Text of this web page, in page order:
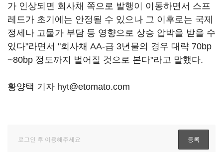
가 인상되면 회사채 쪽으로 발행이 이동하면서 스프
레드가 초기에는 안정될 수 있으나 그 이후로는 국제
정세나 고물가 부담 등 영향으로 상승 압박을 받을 수
있다"라면서 "회사채 AA-급 3년물의 경우 대략 70bp
~80bp 정도까지 벌어질 것으로 본다"라고 말했다.
황양택 기자 hyt@etomato.com